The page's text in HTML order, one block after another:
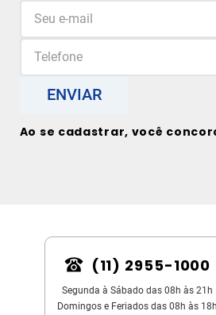
ENVIAR
Ao se cadastrar, você
(11) 2955-1000
Segunda à Sábado das 08h às 21h
Domingos e Feriados das 08h às 18h